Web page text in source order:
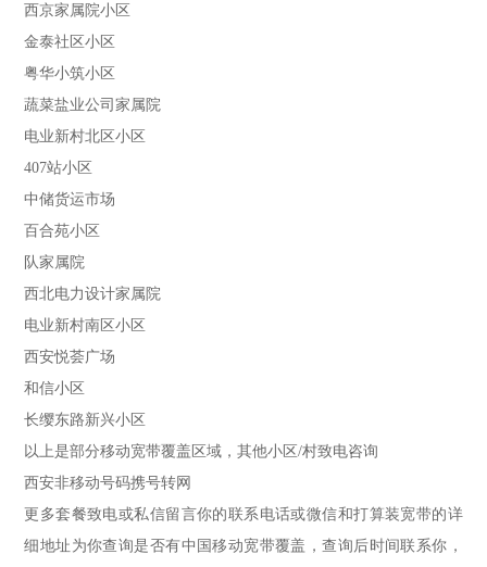
西京家属院小区
金泰社区小区
粤华小筑小区
蔬菜盐业公司家属院
电业新村北区小区
407站小区
中储货运市场
百合苑小区
队家属院
西北电力设计家属院
电业新村南区小区
西安悦荟广场
和信小区
长缨东路新兴小区
以上是部分移动宽带覆盖区域，其他小区/村致电咨询
西安非移动号码携号转网
更多套餐致电或私信留言你的联系电话或微信和打算装宽带的详
细地址为你查询是否有中国移动宽带覆盖，查询后时间联系你，